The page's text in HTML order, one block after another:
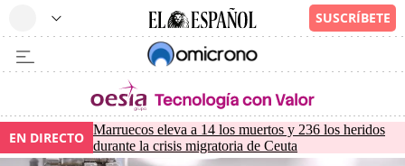
EN DIRECTO Marruecos eleva a 14 los muertos y 236 los heridos
durante la crisis migratoria de Ceuta